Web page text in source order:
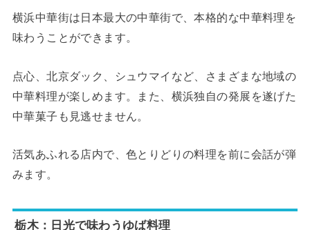
横浜中華街は日本最大の中華街で、本格的な中華料理を
味わうことができます。
点心、北京ダック、シュウマイなど、さまざまな地域の
中華料理が楽しめます。また、横浜独自の発展を遂げた
中華菓子も見逃せません。
活気あふれる店内で、色とりどりの料理を前に会話が弾
みます。
栃木：日光で味わうゆば料理